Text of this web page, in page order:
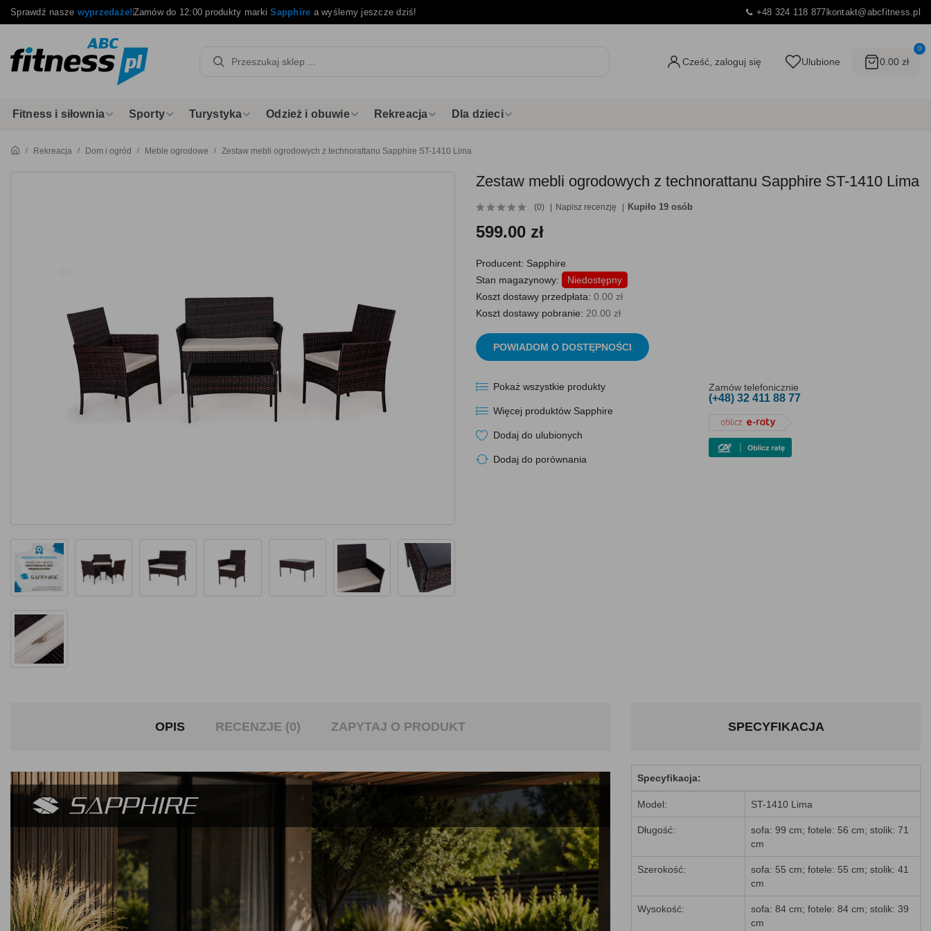
Sprawdź nasze wyprzedaże!Zamów do 12:00 produkty markiSapphire a wyślemy jeszcze dziś! +48 324 118 877kontakt@abcfitness.pl
Cześć, zaloguj się Ulubione
0
0.00 zł
Fitness i siłownia Sporty Turystyka Odzież i obuwie Rekreacja Dla dzieci
Rekreacja Dom i ogród Meble ogrodowe Zestaw mebli ogrodowych z technorattanu Sapphire ST-1410 Lima
Zestaw mebli ogrodowych z technorattanu Sapphire ST-1410 Lima
(0) Napisz recenzję Kupiło 19 osób
599.00 zł
Producent: Sapphire
Stan magazynowy:
Niedostępny
Koszt dostawy przedpłata: 0.00 zł
Koszt dostawy pobranie: 20.00 zł
POWIADOM O DOSTĘPNOŚCI
Pokaż wszystkie produkty
Więcej produktów Sapphire
Dodaj do ulubionych
Dodaj do porównania
Zamów telefonicznie
(+48) 32 411 88 77
OPIS RECENZJE (0) ZAPYTAJ O PRODUKT SPECYFIKACJA
Specyfikacja:
Model: ST-1410 Lima
Długość:
sofa: 99 cm; fotele: 56 cm; stolik: 71
cm
Szerokość:
sofa: 55 cm; fotele: 55 cm; stolik: 41
cm
Wysokość:
sofa: 84 cm; fotele: 84 cm; stolik: 39
cm